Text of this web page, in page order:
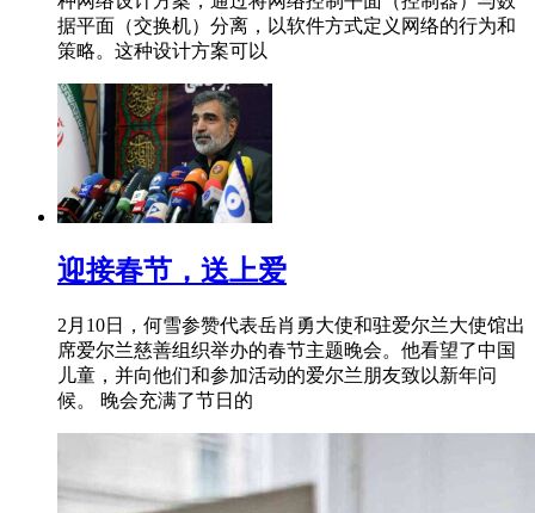
据平面（交换机）分离，以软件方式定义网络的行为和
策略。这种设计方案可以
迎接春节，送上爱
2月10日，何雪参赞代表岳肖勇大使和驻爱尔兰大使馆出
席爱尔兰慈善组织举办的春节主题晚会。他看望了中国
儿童，并向他们和参加活动的爱尔兰朋友致以新年问
候。 晚会充满了节日的